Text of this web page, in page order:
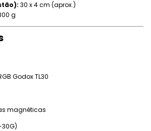
30 x 4 cm (aprox.)
g
Godox TL30
magnéticas
30G)